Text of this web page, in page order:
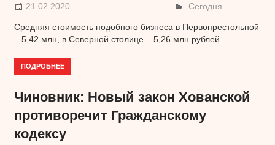
21.02.2020 Сегодня
Средняя стоимость подобного бизнеса в Первопрестольной
– 5,42 млн, в Северной столице – 5,26 млн рублей.
ПОДРОБНЕЕ
Чиновник: Новый закон Хованской
противоречит Гражданскому
кодексу